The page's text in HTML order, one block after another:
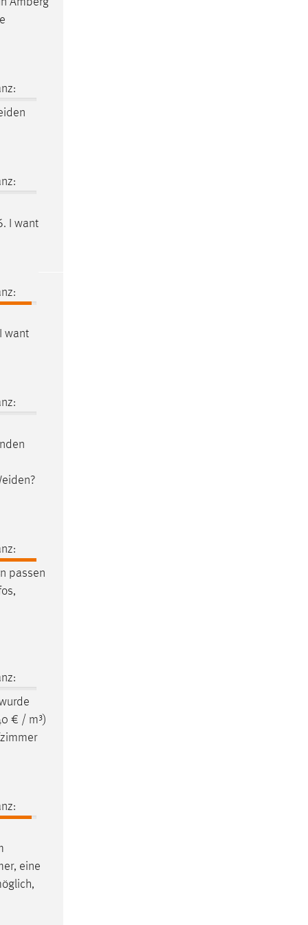
I want
want
?
passen
€ / m³)
eine